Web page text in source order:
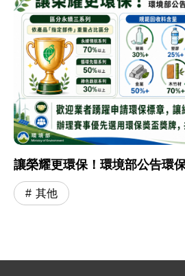
讓榮耀更環保！環境部公告環
其他